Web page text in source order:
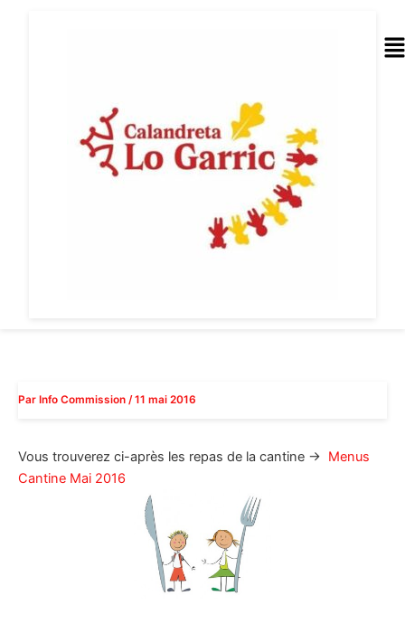
Par Info Commission /11 mai 2016
Vous trouverez ci-après les repas de la cantine → Menus
Cantine Mai 2016